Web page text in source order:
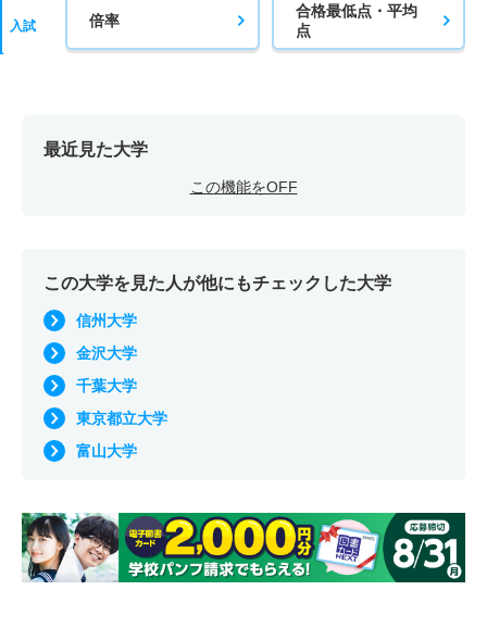
入試 倍率
合格最低点・平均
点
最近見た大学
この機能をOFF
この大学を見た人が他にもチェックした大学
信州大学
金沢大学
千葉大学
東京都立大学
富山大学